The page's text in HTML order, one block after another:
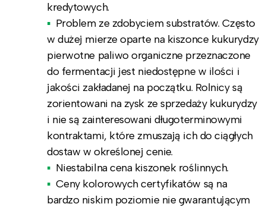
kredytowych.
Problem ze zdobyciem substratów. Często
w dużej mierze oparte na kiszonce kukurydzy
pierwotne paliwo organiczne przeznaczone
do fermentacji jest niedostępne w ilości i
jakości zakładanej na początku. Rolnicy są
zorientowani na zysk ze sprzedaży kukurydzy
i nie są zainteresowani długoterminowymi
kontraktami, które zmuszają ich do ciągłych
dostaw w określonej cenie.
Niestabilna cena kiszonek roślinnych.
Ceny kolorowych certyfikatów są na
bardzo niskim poziomie nie gwarantującym